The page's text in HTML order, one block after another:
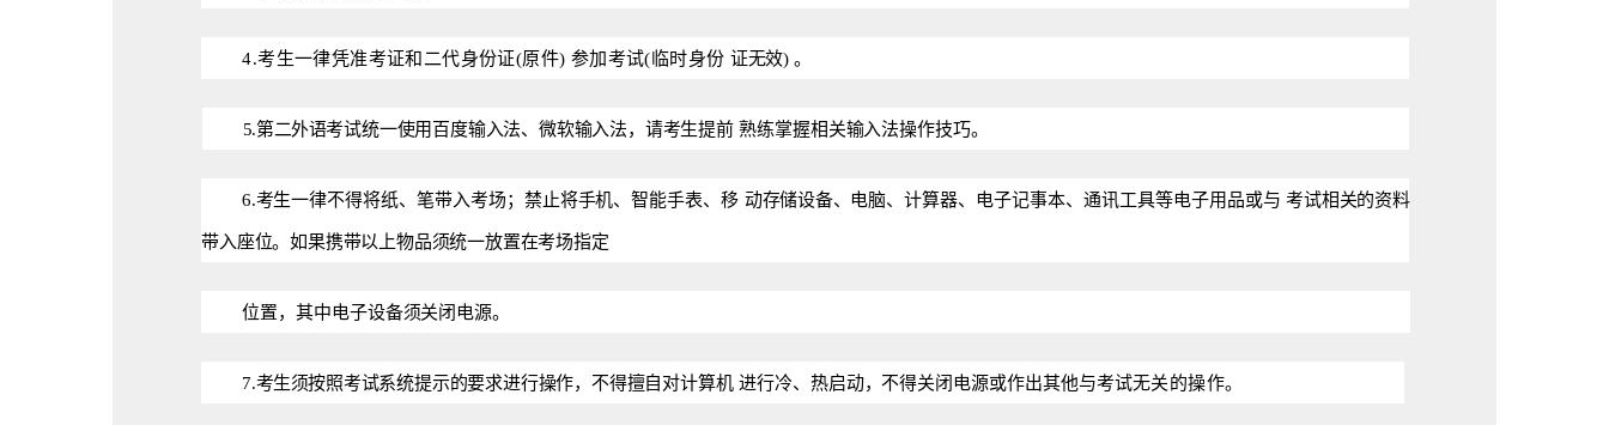
4.考生一律凭准考证和二代身份证(原件) 参加考试(临时身份 证无效)。
5.第二外语考试统一使用百度输入法、微软输入法，请考生提前 熟练掌握相关输入法操作技巧。
6.考生一律不得将纸、笔带入考场；禁止将手机、智能手表、移 动存储设备、 电脑、计算器、电子记事本、通讯工具等电子用品或与 考试相关的资料
带入座位。如果携带以上物品须统一放置在考场指定
位置，其中电子设备须关闭电源。
7.考生须按照考试系统提示的要求进行操作，不得擅自对计算机 进行冷、热启动，不得关闭电源或作出其他与考试无关的操作。